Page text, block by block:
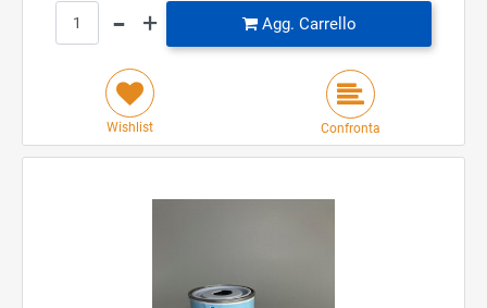
Quantità
Agg. Carrello
Wishlist Confronta